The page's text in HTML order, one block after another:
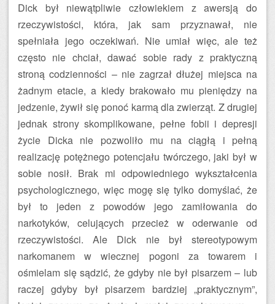
Dick był niewątpliwie człowiekiem z awersją do
rzeczywistości, która, jak sam przyznawał, nie
spełniała jego oczekiwań. Nie umiał więc, ale też
często nie chciał, dawać sobie rady z praktyczną
stroną codzienności – nie zagrzał dłużej miejsca na
żadnym etacie, a kiedy brakowało mu pieniędzy na
jedzenie, żywił się ponoć karmą dla zwierząt. Z drugiej
jednak strony skomplikowane, pełne fobii i depresji
życie Dicka nie pozwoliło mu na ciągłą i pełną
realizację potężnego potencjału twórczego, jaki był w
sobie nosił. Brak mi odpowiedniego wykształcenia
psychologicznego, więc mogę się tylko domyślać, że
był to jeden z powodów jego zamiłowania do
narkotyków, celujących przecież w oderwanie od
rzeczywistości. Ale Dick nie był stereotypowym
narkomanem w wiecznej pogoni za towarem i
ośmielam się sądzić, że gdyby nie był pisarzem – lub
raczej gdyby był pisarzem bardziej „praktycznym”,